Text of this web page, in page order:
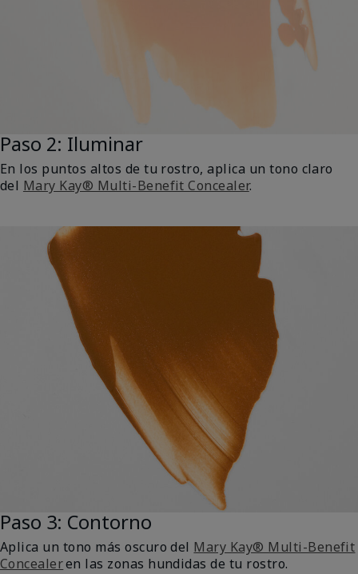
Paso 2: Iluminar
En los puntos altos de tu rostro, aplica un tono claro
del Mary Kay® Multi-Benefit Concealer.
Paso 3: Contorno
Aplica un tono más oscuro del Mary Kay® Multi-Benefit
Concealeren las zonas hundidas de tu rostro.